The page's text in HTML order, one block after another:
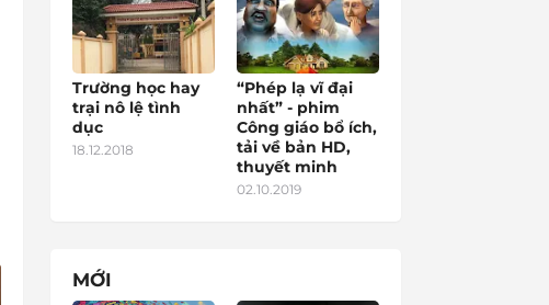
Trường học hay
trại nô lệ tình
dục
18.12.2018
“Phép lạ vĩ đại
nhất” - phim
Công giáo bổ ích,
tải về bản HD,
thuyết minh
02.10.2019
MỚI